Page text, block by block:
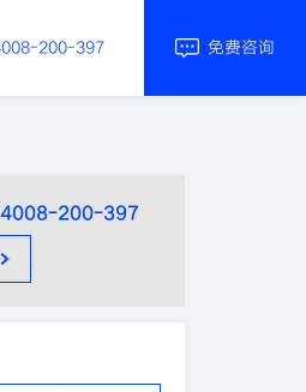
200-397 免费咨询
4008-200-397